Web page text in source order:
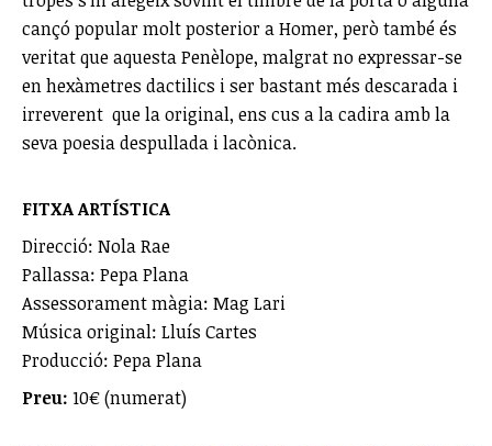
cançó popular molt posterior a Homer, però també és
veritat que aquesta Penèlope, malgrat no expressar-se
en hexàmetres dactilics i ser bastant més descarada i
irreverent que la original, ens cus a la cadira amb la
seva poesia despullada i lacònica.
FITXA ARTÍSTICA
Direcció: Nola Rae
Pallassa: Pepa Plana
Assessorament màgia: Mag Lari
Música original: Lluís Cartes
Producció: Pepa Plana
Preu: 10€ (numerat)